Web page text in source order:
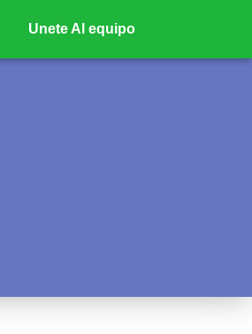
Unete Al equipo